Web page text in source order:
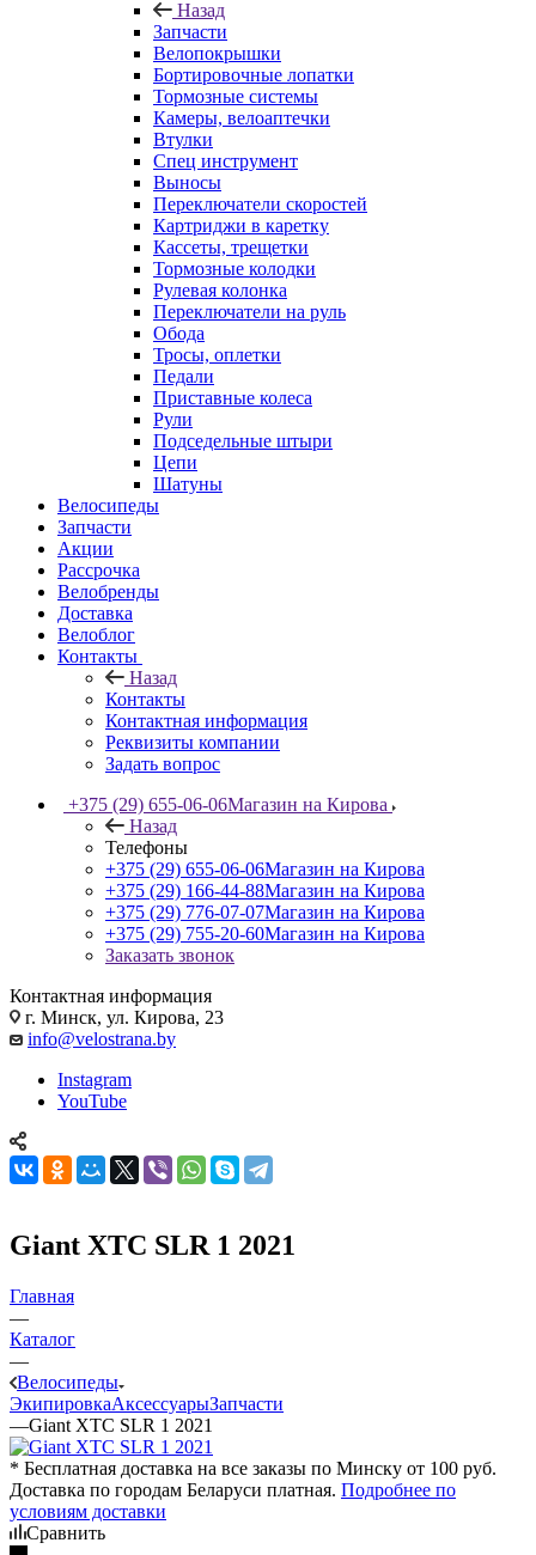
Назад
Запчасти
Велопокрышки
Бортировочные лопатки
Тормозные системы
Камеры, велоаптечки
Втулки
Спец инструмент
Выносы
Переключатели скоростей
Картриджи в каретку
Кассеты, трещетки
Тормозные колодки
Рулевая колонка
Переключатели на руль
Обода
Тросы, оплетки
Педали
Приставные колеса
Рули
Подседельные штыри
Цепи
Шатуны
Велосипеды
Запчасти
Акции
Рассрочка
Велобренды
Доставка
Велоблог
Контакты
Назад
Контакты
Контактная информация
Реквизиты компании
Задать вопрос
+375 (29) 655-06-06Магазин на Кирова
Назад
Телефоны
+375 (29) 655-06-06Магазин на Кирова
+375 (29) 166-44-88Магазин на Кирова
+375 (29) 776-07-07Магазин на Кирова
+375 (29) 755-20-60Магазин на Кирова
Заказать звонок
Контактная информация
г. Минск, ул. Кирова, 23
info@velostrana.by
Instagram
YouTube
Giant XTC SLR 1 2021
Главная
—
Каталог
—
Велосипеды
ЭкипировкаАксессуарыЗапчасти
—Giant XTC SLR 1 2021
* Бесплатная доставка на все заказы по Минску от 100 руб.
Доставка по городам Беларуси платная. Подробнее по
условиям доставки
Сравнить